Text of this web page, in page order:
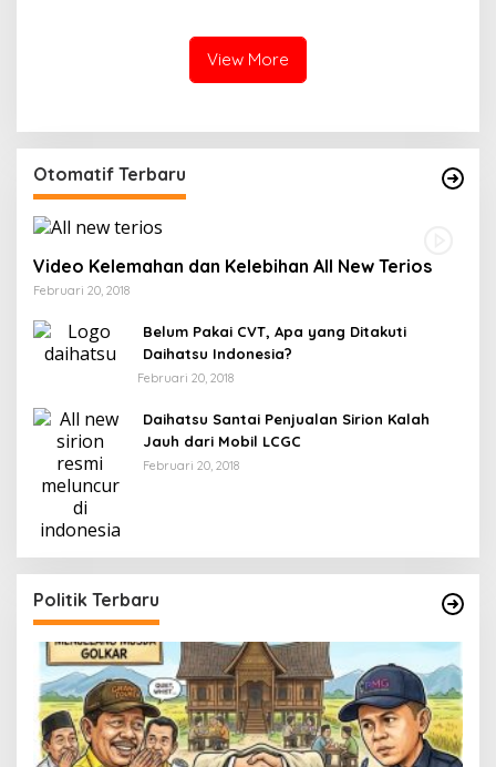
Alam
View More
Otomatif Terbaru
Video Kelemahan dan Kelebihan All New Terios
Februari 20, 2018
Belum Pakai CVT, Apa yang Ditakuti
Daihatsu Indonesia?
Februari 20, 2018
Daihatsu Santai Penjualan Sirion Kalah
Jauh dari Mobil LCGC
Februari 20, 2018
Politik Terbaru